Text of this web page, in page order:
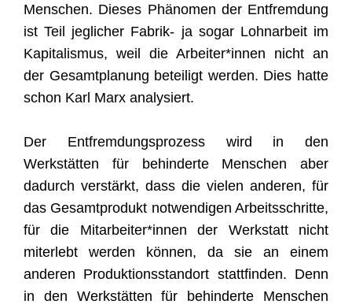
Menschen. Dieses Phänomen der Entfremdung
ist Teil jeglicher Fabrik- ja sogar Lohnarbeit im
Kapitalismus, weil die Arbeiter*innen nicht an
der Gesamtplanung beteiligt werden. Dies hatte
schon Karl Marx analysiert.
Der Entfremdungsprozess wird in den
Werkstätten für behinderte Menschen aber
dadurch verstärkt, dass die vielen anderen, für
das Gesamtprodukt notwendigen Arbeitsschritte,
für die Mitarbeiter*innen der Werkstatt nicht
miterlebt werden können, da sie an einem
anderen Produktionsstandort stattfinden. Denn
in den Werkstätten für behinderte Menschen